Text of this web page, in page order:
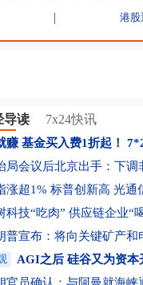
港股
导读 7x24快讯
赚 基金买入费1折起！
局会议后北京出手：下调
涨超1% 标普创新高 光通
科技“吃肉” 供应链企业“
普宣布：将向关键矿产和
AGI之后 硅谷又为资本